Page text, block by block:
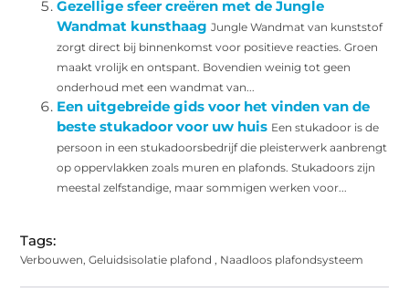
Gezellige sfeer creëren met de Jungle
Wandmat kunsthaag Jungle Wandmat van kunststof
zorgt direct bij binnenkomst voor positieve reacties. Groen
maakt vrolijk en ontspant. Bovendien weinig tot geen
onderhoud met een wandmat van...
Een uitgebreide gids voor het vinden van de
beste stukadoor voor uw huis Een stukadoor is de
persoon in een stukadoorsbedrijf die pleisterwerk aanbrengt
op oppervlakken zoals muren en plafonds. Stukadoors zijn
meestal zelfstandige, maar sommigen werken voor...
Tags:
Verbouwen,Geluidsisolatie plafond , Naadloos plafondsysteem